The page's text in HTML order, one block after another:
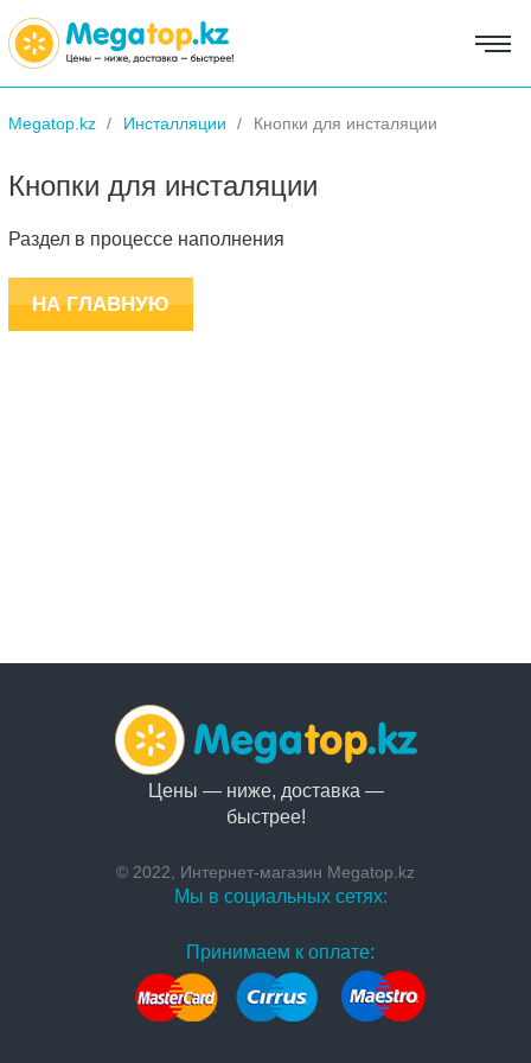
Megatop.kz Инсталляции Кнопки для инсталяции
Кнопки для инсталяции
Раздел в процессе наполнения
НА ГЛАВНУЮ
Цены — ниже, доставка —
быстрее!
© 2022, Интернет-магазин Megatop.kz
Мы в социальных сетях:
Принимаем к оплате: